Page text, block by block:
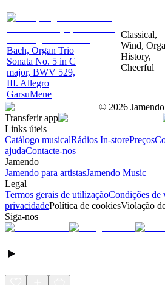
Bach, Organ Trio
Sonata No. 5 in C
major, BWV 529,
III. Allegro
GarsuMene
Classical,
Wind,
History,
Cheerful
© 2026
Transferir app
Links úteis
Catálogo musicalRádios In-storePreços
ajudaContacte-nos
Jamendo
Jamendo para artistasJamendo Music
Legal
Termos gerais de utilizaçãoCondições de
privacidadePolítica de cookiesViolação
Siga-nos